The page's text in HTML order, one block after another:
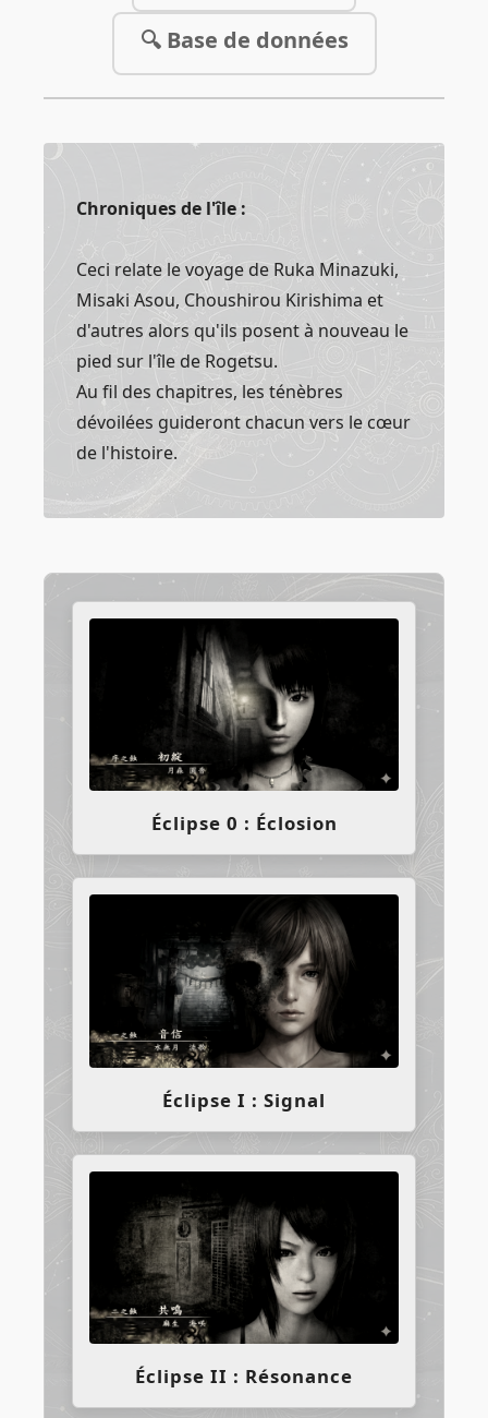
🔍 Base de données
Chroniques de l'île :
Ceci relate le voyage de Ruka Minazuki,
Misaki Asou, Choushirou Kirishima et
d'autres alors qu'ils posent à nouveau le
pied sur l'île de Rogetsu.
Au fil des chapitres, les ténèbres
dévoilées guideront chacun vers le cœur
de l'histoire.
Éclipse 0 : Éclosion
Éclipse I : Signal
Éclipse II : Résonance